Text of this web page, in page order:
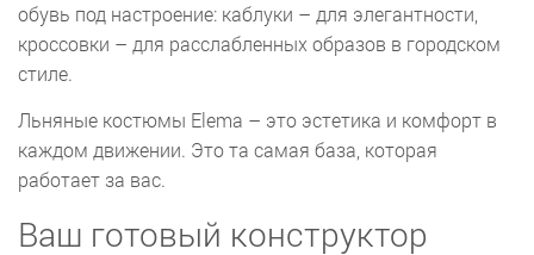
обувь под настроение: каблуки – для элегантности,
кроссовки – для расслабленных образов в городском
стиле.
Льняные костюмы Elema – это эстетика и комфорт в
каждом движении. Это та самая база, которая
работает за вас.
Ваш готовый конструктор